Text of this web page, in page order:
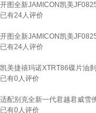
开图全新JAMICON凯美
已有24人评价
开图全新JAMICON凯美
已有24人评价
凯美捷禧玛诺XTRT86碟片油
已有0人评价
适配别克全新一代君越君威雪
已有0人评价